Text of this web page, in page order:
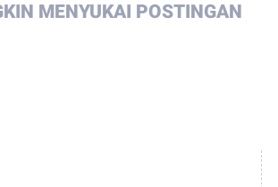
MENYUKAI POSTINGAN